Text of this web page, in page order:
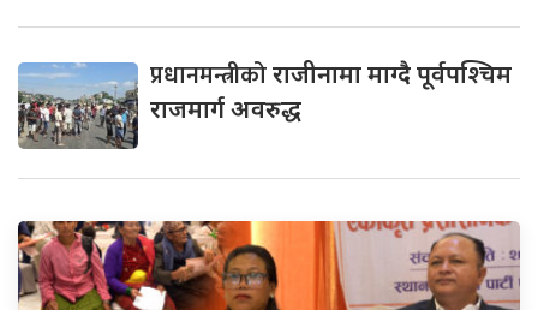
प्रधानमन्त्रीकोराजीनामा माग्दै पूर्वपश्चिम
राजमार्ग अवरुद्ध